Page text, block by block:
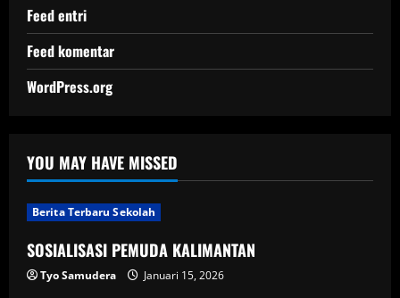
Feed entri
Feed komentar
WordPress.org
YOU MAY HAVE MISSED
Berita Terbaru Sekolah
SOSIALISASI PEMUDA KALIMANTAN
Tyo Samudera Januari 15, 2026